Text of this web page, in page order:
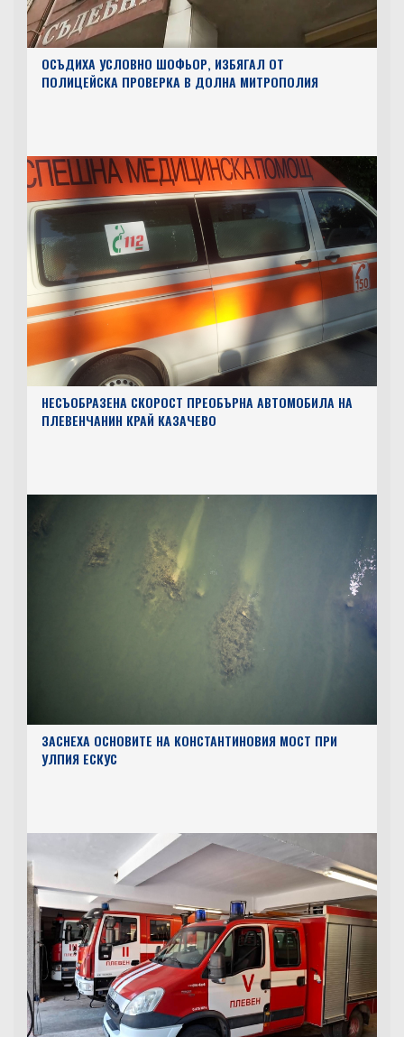
ОСЪДИХА УСЛОВНО ШОФЬОР, ИЗБЯГАЛ ОТ
ЗАСНЕХА ОСНОВИТЕ НА КОНСТАНТИНОВИЯ МОСТ ПРИ